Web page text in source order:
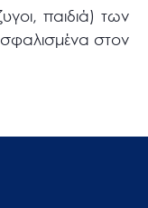
παιδιά) των
στον